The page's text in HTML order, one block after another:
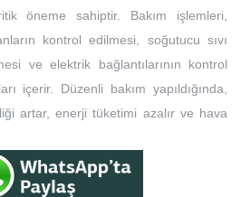
öneme sahiptir. Bakım işlemleri,
kontrol edilmesi, soğutucu sıvı
ve elektrik bağlantılarının kontrol
içerir. Düzenli bakım yapıldığında,
artar, enerji tüketimi azalır ve hava